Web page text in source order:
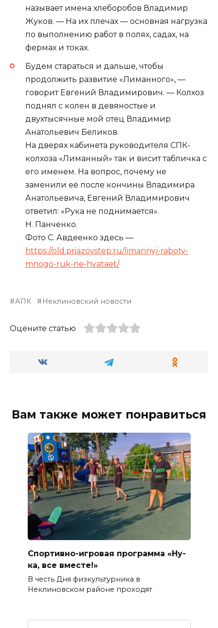
называет имена хлеборобов Владимир
Жуков. — На их плечах — основная нагрузка
по выполнению работ в полях, садах, на
фермах и токах.
Будем стараться и дальше, чтобы
продолжить развитие «Лиманного», —
говорит Евгений Владимирович. — Колхоз
поднял с колен в девяностые и
двухтысячные мой отец Владимир
Анатольевич Беликов.
На дверях кабинета руководителя СПК-
колхоза «Лиманный» так и висит табличка с
его именем. На вопрос, почему не
заменили её после кончины Владимира
Анатольевича, Евгений Владимирович
ответил: «Рука не поднимается».
Н. Панченко.
Фото С. Авдеенко здесь —
https://old.priazovstep.ru/limannyj-raboty-
mnogo-ruk-ne-hvataet/
АПК Неклиновский новости
Оцените статью
Вам также может понравиться
Спортивно-игровая программа «Ну-
ка, все вместе!»
В честь Дня физкультурника в
Неклиновском районе проходят